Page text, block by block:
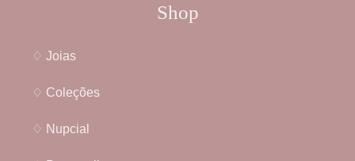
Shop
♢ Joias
♢ Coleções
♢ Nupcial